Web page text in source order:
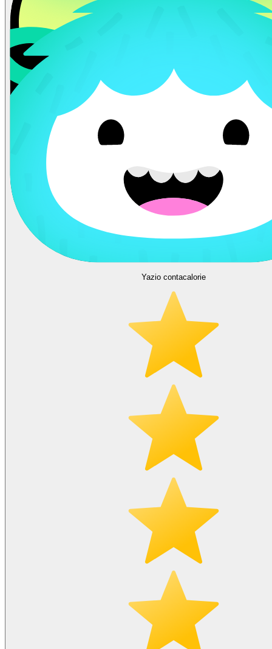
Yazio contacalorie